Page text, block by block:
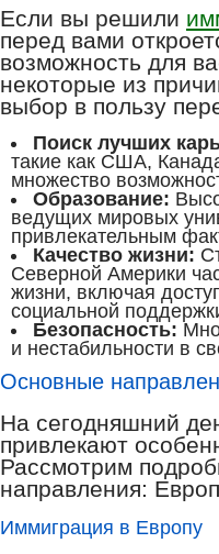
Если вы решили
перед вами
возможность для
некоторые из
выбор в пользу
Поиск лучших
такие как США,
множество
Образование:
ведущих мировых
привлекательным
Качество жизни:
Северной Америки
жизни, включая
социальной
Безопасность:
и нестабильности в
Основные
На сегодняшний
привлекают
Рассмотрим
направления:
Иммиграция в Европу